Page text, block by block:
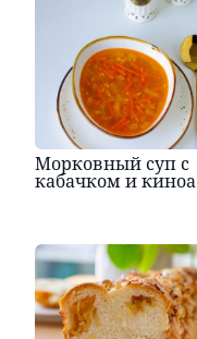
Морковный суп с
кабачком и киноа